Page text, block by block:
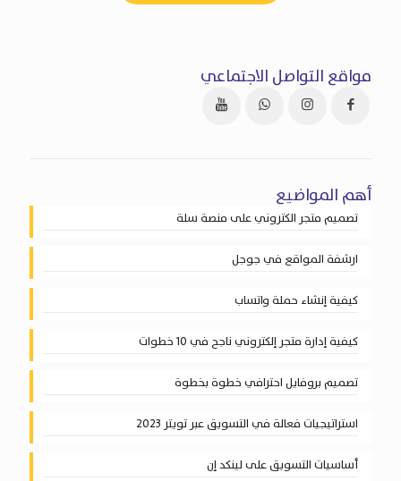
مواقع التواصل الاجتماعي
أهم المواضيع
تصميم متجر الكتروني على منصة سلة
ارشفة المواقع في جوجل
كيفية إنشاء حملة واتساب
كيفية إدارة متجر إلكتروني ناجح في 10 خطوات
تصميم بروفايل احترافي خطوة بخطوة
استراتيجيات فعالة في التسويق عبر تويتر 2023
أساسيات التسويق على لينكد إن